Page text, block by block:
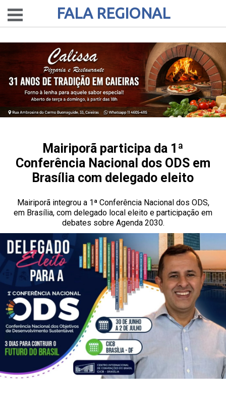
FALA REGIONAL
Mairiporã participa da 1ª
Conferência Nacional dos ODS em
Brasília com delegado eleito
Mairiporã integrou a 1ª Conferência Nacional dos ODS,
em Brasília, com delegado local eleito e participação em
debates sobre Agenda 2030.